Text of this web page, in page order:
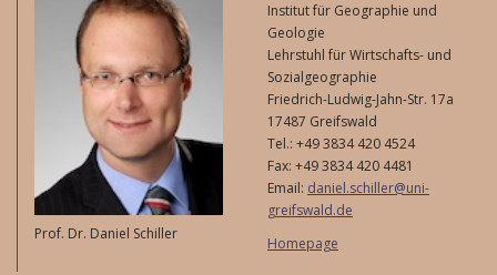
Prof. Dr. Daniel Schiller
Institut für Geographie und
Geologie
Lehrstuhl für Wirtschafts- und
Sozialgeographie
Friedrich-Ludwig-Jahn-Str. 17a
17487 Greifswald
Tel.: +49 3834 420 4524
Fax: +49 3834 420 4481
Email: daniel.schiller@uni-
greifswald.de
Homepage